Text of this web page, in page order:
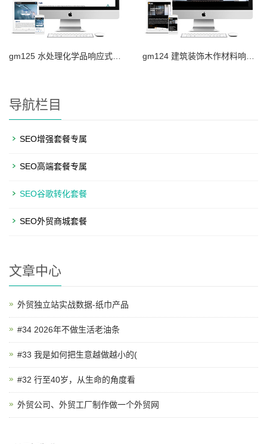
导航栏目
SEO增强套餐专属
SEO高端套餐专属
SEO谷歌转化套餐
SEO外贸商城套餐
文章中心
外贸独立站实战数据-纸巾产品
#34 2026年不做生活老油条
#33 我是如何把生意越做越小的(
#32 行至40岁，从生命的角度看
外贸公司、外贸工厂制作做一个外贸网